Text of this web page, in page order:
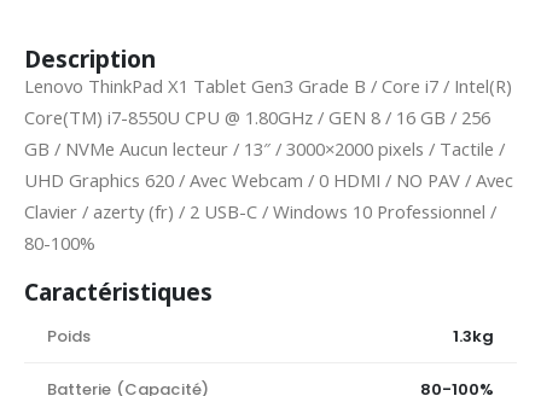
Description
Lenovo ThinkPad X1 Tablet Gen3 Grade B / Core i7 / Intel(R)
Core(TM) i7-8550U CPU @ 1.80GHz / GEN 8 / 16 GB / 256
GB / NVMe Aucun lecteur / 13″ / 3000×2000 pixels / Tactile /
UHD Graphics 620 / Avec Webcam / 0 HDMI / NO PAV / Avec
Clavier / azerty (fr) / 2 USB-C / Windows 10 Professionnel /
80-100%
Caractéristiques
Poids 1.3kg
Batterie (Capacité) 80-100%